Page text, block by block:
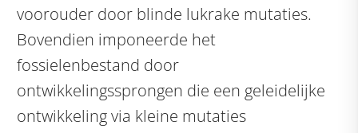
voorouder door blinde lukrake mutaties.
Bovendien imponeerde het
fossielenbestand door
ontwikkelingssprongen die een geleidelijke
ontwikkeling via kleine mutaties